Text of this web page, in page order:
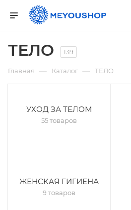
ТЕЛО 139
Главная — Каталог — ТЕЛО
УХОД ЗА ТЕЛОМ
55 товаров
ЖЕНСКАЯ ГИГИЕНА
9 товаров